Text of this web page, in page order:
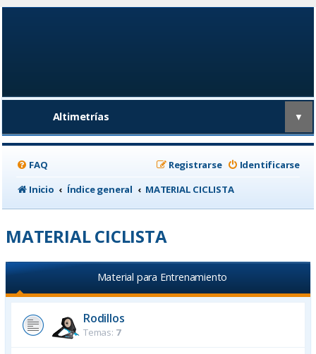
Altimetrías ▼
FAQ Identificarse
Registrarse
Inicio
Índice general MATERIAL CICLISTA
MATERIAL CICLISTA
Material para Entrenamiento
Rodillos
Temas: 7